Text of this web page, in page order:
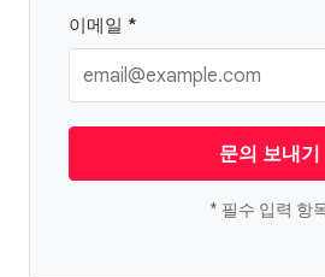
이메일 *
문의 보내기
* 필수 입력 항